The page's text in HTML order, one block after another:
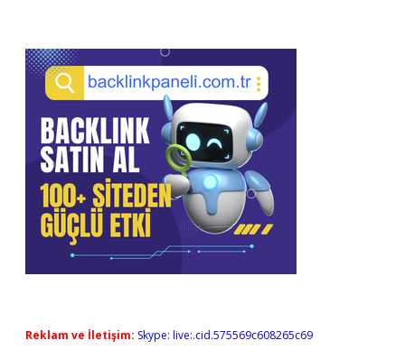
Reklam ve İletişim: Skype: live:.cid.575569c608265c69